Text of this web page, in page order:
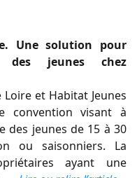
Une solution pour
des jeunes chez
Loire et Habitat Jeunes
convention visant à
des jeunes de 15 à 30
ou saisonniers. La
ayant une